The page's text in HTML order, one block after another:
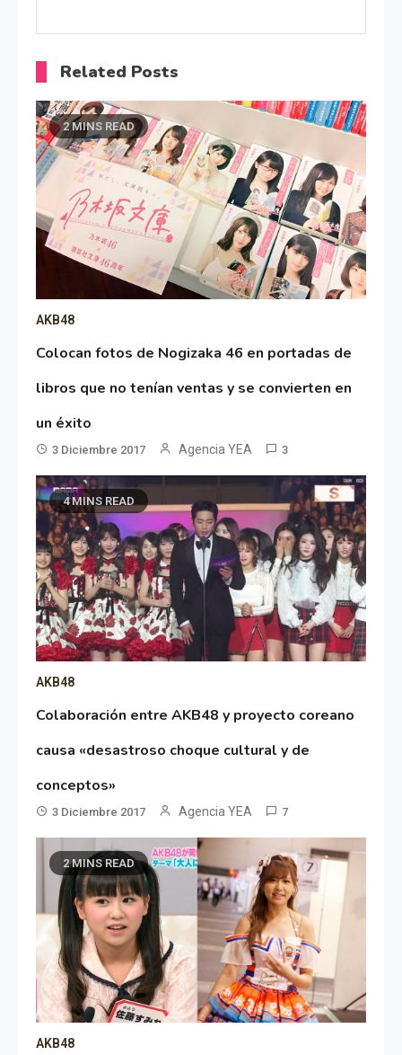
Related Posts
2 MINS READ
AKB48
Colocan fotos de Nogizaka 46 en portadas de
libros que no tenían ventas y se convierten en
un éxito
3 Diciembre 2017 Agencia YEA 3
4 MINS READ
AKB48
Colaboración entre AKB48 y proyecto coreano
causa «desastroso choque cultural y de
conceptos»
3 Diciembre 2017 Agencia YEA 7
2 MINS READ
AKB48